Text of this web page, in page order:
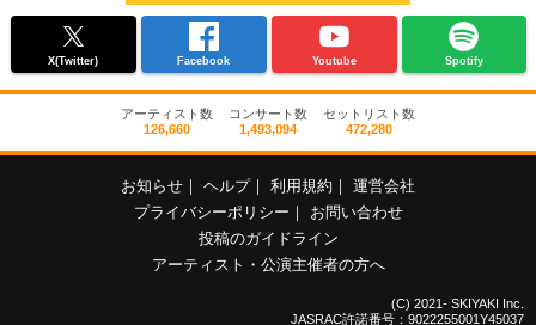
X(Twitter) Facebook Youtube Spotify
アーティスト数
126,660
コンサート数
1,493,094
セットリスト数
472,280
お知らせ ｜ ヘルプ｜ 利用規約 ｜ 運営会社
プライバシーポリシー ｜
お問い合わせ
投稿のガイドライン
アーティスト・公演主催者の方へ
(C) 2021- SKIYAKI Inc.
JASRAC許諾番号：9022255001Y45037